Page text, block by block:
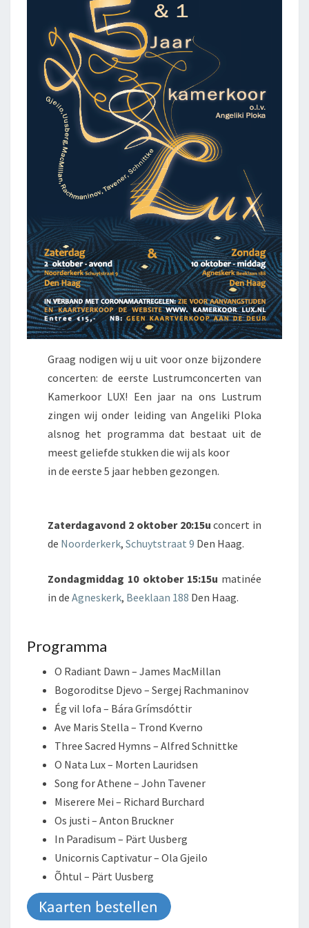
OKTOBER
Graag nodigen wij u uit voor onze bijzondere
concerten: de eerste Lustrumconcerten van
Kamerkoor LUX! Een jaar na ons Lustrum
zingen wij onder leiding van Angeliki Ploka
alsnog het programma dat bestaat uit de
meest geliefde stukken die wij als koor
in de eerste 5 jaar hebben gezongen.
Zaterdagavond 2 oktober 20:15uconcert in
de Noorderkerk, Schuytstraat 9 Den Haag.
Zondagmiddag 10 oktober 15:15u matinée
in de Agneskerk, Beeklaan 188 Den Haag.
Programma
O Radiant Dawn – James MacMillan
Bogoroditse Djevo – Sergej Rachmaninov
Ég vil lofa – Bára Grímsdóttir
Ave Maris Stella – Trond Kverno
Three Sacred Hymns – Alfred Schnittke
O Nata Lux – Morten Lauridsen
Song for Athene – John Tavener
Miserere Mei – Richard Burchard
Os justi – Anton Bruckner
In Paradisum – Pärt Uusberg
Unicornis Captivatur – Ola Gjeilo
Õhtul – Pärt Uusberg